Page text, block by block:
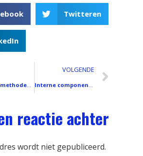
Twitteren
VOLGENDE
reactie achter
wordt niet gepubliceerd.